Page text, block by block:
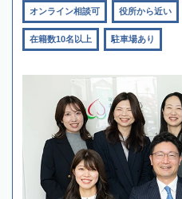
オンライン相談可 役所から近い
在籍数10名以上 駐車場あり